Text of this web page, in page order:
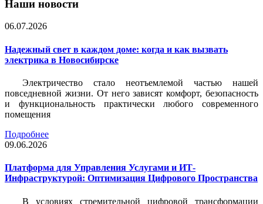
Наши новости
06.07.2026
Надежный свет в каждом доме: когда и как вызвать
электрика в Новосибирске
Электричество стало неотъемлемой частью нашей
повседневной жизни. От него зависят комфорт, безопасность
и функциональность практически любого современного
помещения
Подробнее
09.06.2026
Платформа для Управления Услугами и ИТ-
Инфраструктурой: Оптимизация Цифрового Пространства
В условиях стремительной цифровой трансформации